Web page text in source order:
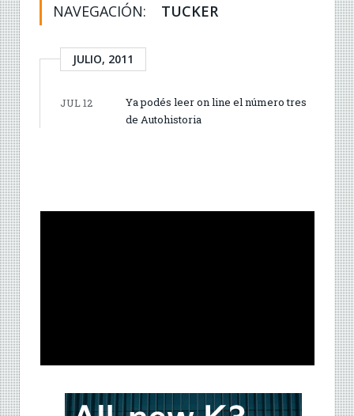
NAVEGACIÓN: TUCKER
JULIO, 2011
JUL 12
Ya podés leer on line el número tres
de Autohistoria